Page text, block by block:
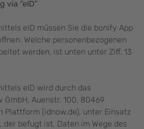
via “eID”
eID müssen Sie die bonify App
Welche personenbezogenen
werden, ist unten unter Ziff. 13
eID wird durch das
GmbH, Auenstr. 100, 80469
Plattform (idnow.de), unter Einsatz
der befugt ist, Daten im Wege des